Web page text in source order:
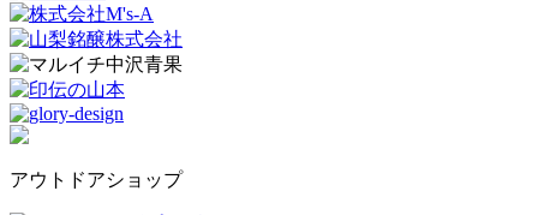
アウトドアショップ